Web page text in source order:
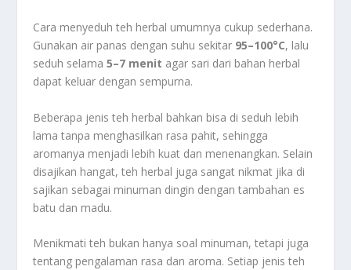
Cara menyeduh teh herbal umumnya cukup sederhana.
Gunakan air panas dengan suhu sekitar 95–100°C, lalu
seduh selama5–7 menit agar sari dari bahan herbal
dapat keluar dengan sempurna.
Beberapa jenis teh herbal bahkan bisa di seduh lebih
lama tanpa menghasilkan rasa pahit, sehingga
aromanya menjadi lebih kuat dan menenangkan. Selain
disajikan hangat, teh herbal juga sangat nikmat jika di
sajikan sebagai minuman dingin dengan tambahan es
batu dan madu.
Menikmati teh bukan hanya soal minuman, tetapi juga
tentang pengalaman rasa dan aroma. Setiap jenis teh